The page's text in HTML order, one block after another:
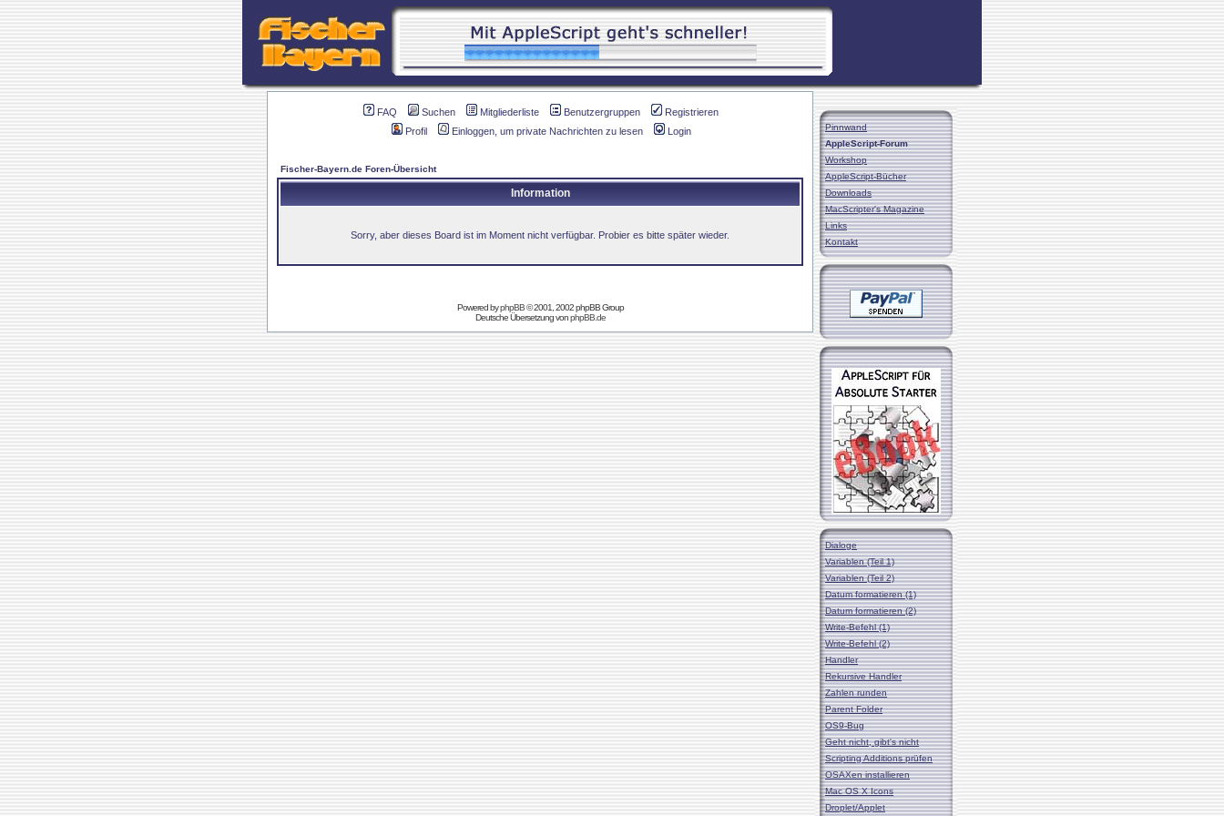
FAQ Suchen Mitgliederliste Benutzergruppen
Registrieren
Profil
Einloggen, um private Nachrichten zu lesen Login
Fischer-Bayern.de Foren-Übersicht
Information
Sorry, aber dieses Board ist im Moment nicht verfügbar. Probier es bitte später wieder.
Powered byphpBB© 2001, 2002 phpBB Group
Deutsche Übersetzung vonphpBB.de
Pinnwand
AppleScript-Forum
Workshop
AppleScript-Bücher
Downloads
MacScripter's Magazine
Links
Kontakt
Dialoge
Variablen (Teil 1)
Variablen (Teil 2)
Datum formatieren (1)
Datum formatieren (2)
Write-Befehl (1)
Write-Befehl (2)
Handler
Rekursive Handler
Zahlen runden
Parent Folder
OS9-Bug
Geht nicht, gibt's nicht
Scripting Additions prüfen
OSAXen installieren
Mac OS X Icons
Droplet/Applet